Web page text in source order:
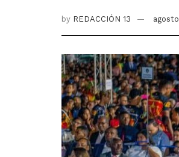
by REDACCIÓN 13